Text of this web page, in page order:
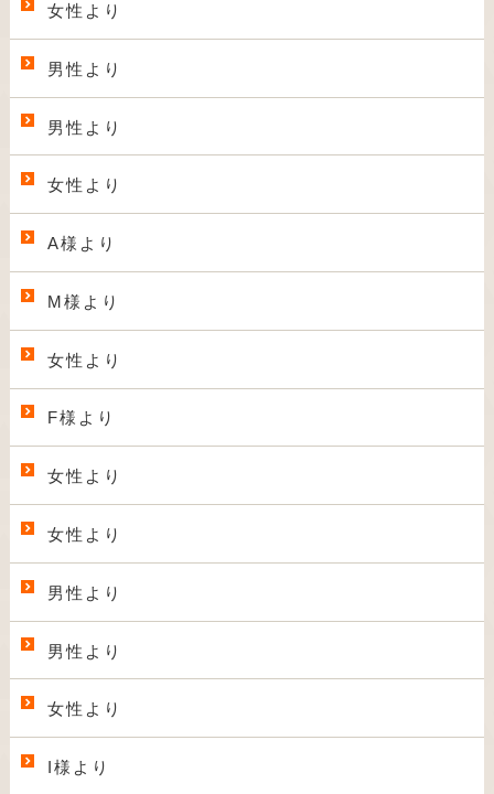
女性より
男性より
男性より
女性より
A様より
M様より
女性より
F様より
女性より
女性より
男性より
男性より
女性より
I様より